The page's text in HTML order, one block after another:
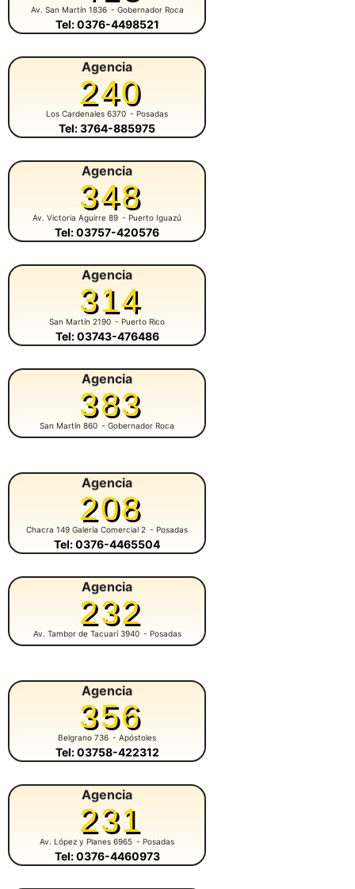
Av. San Martín 1836 - Gobernador Roca
Tel: 0376-4498521
Agencia
240
Los Cardenales 6370 - Posadas
Tel: 3764-885975
Agencia
348
Av. Victoria Aguirre 89 - Puerto Iguazú
Tel: 03757-420576
Agencia
314
San Martín 2190 - Puerto Rico
Tel: 03743-476486
Agencia
383
San Martín 860 - Gobernador Roca
Agencia
208
Chacra 149 Galería Comercial 2 - Posadas
Tel: 0376-4465504
Agencia
232
Av. Tambor de Tacuarí 3940 - Posadas
Agencia
356
Belgrano 736 - Apóstoles
Tel: 03758-422312
Agencia
231
Av. López y Planes 6965 - Posadas
Tel: 0376-4460973